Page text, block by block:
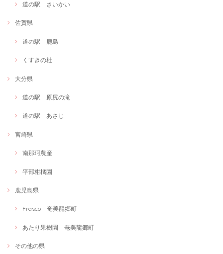
道の駅 さいかい
佐賀県
道の駅 鹿島
くすきの杜
大分県
道の駅 原尻の滝
道の駅 あさじ
宮崎県
南那珂農産
平部柑橘園
鹿児島県
Frasco 奄美龍郷町
あたり果樹園 奄美龍郷町
その他の県